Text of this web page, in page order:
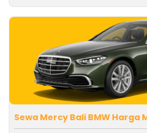
Sewa Mercy Bali BMW Harga